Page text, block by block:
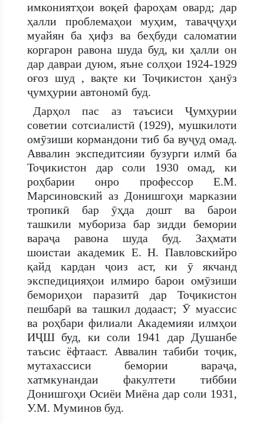
имкониятҳои воқеӣ фароҳам овард; дар
ҳалли проблемаҳои муҳим, таваҷҷуҳи
муайян ба ҳифз ва беҳбуди саломатии
коргарон равона шуда буд, ки ҳалли он
дар давраи дуюм, яъне солҳои 1924-1929
оғоз шуд , вақте ки Тоҷикистон ҳанӯз
ҷумҳурии автономӣ буд.
Дарҳол пас аз таъсиси Ҷумҳурии
советии сотсиалистӣ (1929), мушкилоти
омӯзиши кормандони тиб ба вуҷуд омад.
Аввалин экспедитсияи бузурги илмӣ ба
Тоҷикистон дар соли 1930 омад, ки
роҳбарии онро профессор E.M.
Марсиновский аз Донишгоҳи марказии
тропикӣ бар ӯҳда дошт ва барои
ташкили мубориза бар зидди бемории
вараҷа равона шуда буд. Заҳмати
шоистаи академик E. Н. Павловскийро
қайд кардан ҷоиз аст, ки ӯ якчанд
экспедицияҳои илмиро барои омӯзиши
бемориҳои паразитӣ дар Тоҷикистон
пешбарӣ ва ташкил додааст; Ӯ муассис
ва роҳбари филиали Академияи илмҳои
ИҶШ буд, ки соли 1941 дар Душанбе
таъсис ёфтааст. Аввалин табиби тоҷик,
мутахассиси бемории вараҷа,
хатмкунандаи факултети тиббии
Донишгоҳи Осиёи Миёна дар соли 1931,
У.М. Муминов буд.